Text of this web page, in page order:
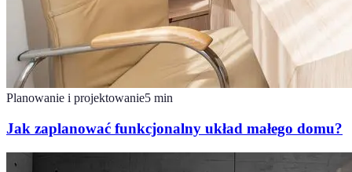
Planowanie i projektowanie5 min
Jak zaplanować funkcjonalny układ małego domu?